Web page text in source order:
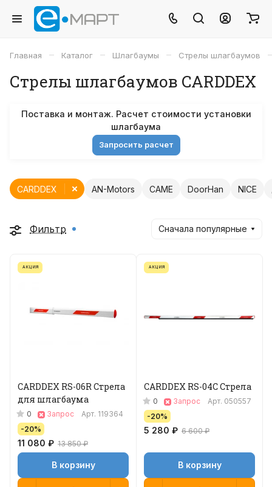
Главная – Каталог – Шлагбаумы – Стрелы шлагбаумов –
Стрелы шлагбаумов CARDDEX
Поставка и монтаж. Расчет стоимости установки
шлагбаума
Запросить расчет
AN-Motors CAME DoorHan NICE
CARDDEX
Фильтр Сначала популярные
АКЦИЯ
CARDDEX RS-06R Стрела
для шлагбаума
0 Запрос Арт. 119364
-20%
11 080 ₽ 13 850 ₽
В корзину
АКЦИЯ
CARDDEX RS-04C Стрела
0 Запрос Арт. 050557
-20%
5 280 ₽ 6 600 ₽
В корзину